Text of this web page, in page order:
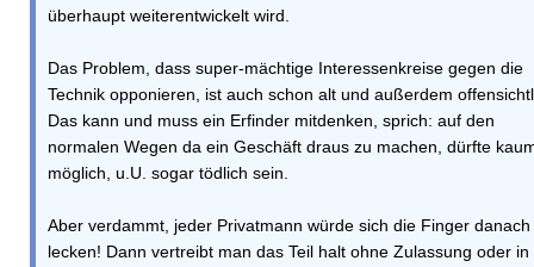
überhaupt weiterentwickelt wird.
Das Problem, dass super-mächtige Interessenkreise gegen die
Technik opponieren, ist auch schon alt und außerdem
Das kann und muss ein Erfinder mitdenken, sprich: auf den
normalen Wegen da ein Geschäft draus zu machen, dürfte
möglich, u.U. sogar tödlich sein.
Aber verdammt, jeder Privatmann würde sich die Finger danach
lecken! Dann vertreibt man das Teil halt ohne Zulassung oder in